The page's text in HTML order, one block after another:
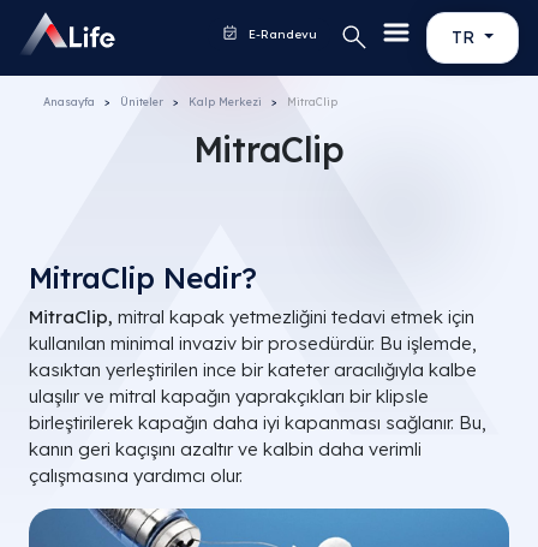
TR
E-Randevu
Anasayfa Üniteler Kalp Merkezi MitraClip
MitraClip
MitraClip Nedir?
MitraClip, mitral kapak yetmezliğini tedavi etmek için
kullanılan minimal invaziv bir prosedürdür. Bu işlemde,
kasıktan yerleştirilen ince bir kateter aracılığıyla kalbe
ulaşılır ve mitral kapağın yaprakçıkları bir klipsle
birleştirilerek kapağın daha iyi kapanması sağlanır. Bu,
kanın geri kaçışını azaltır ve kalbin daha verimli
çalışmasına yardımcı olur.